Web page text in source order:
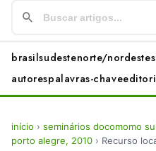
brasilsudestenorte/nordeste
autorespalavras-chave
início › seminários docomomo sul
porto alegre, 2010 › Recurso